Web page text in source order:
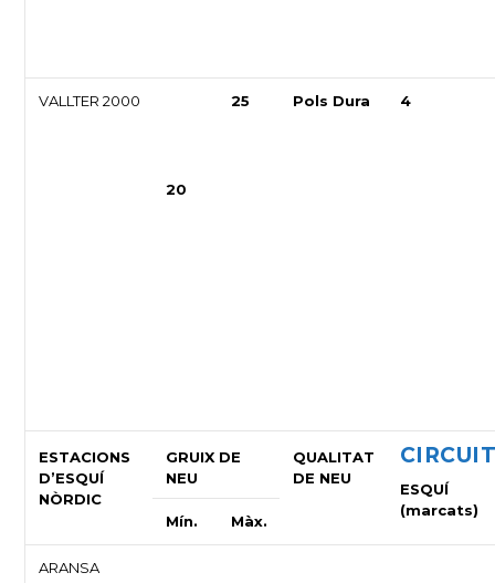
VALLTER 2000
20
25 Pols Dura 4
ESTACIONS
D’ESQUÍ
NÒRDIC
GRUIX DE
NEU
QUALITAT
DE NEU
ESQUÍ
(marcats)
Mín. Màx.
ARANSA